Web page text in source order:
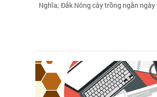
Nghĩa; Đắk Nông cây trồng ngắn